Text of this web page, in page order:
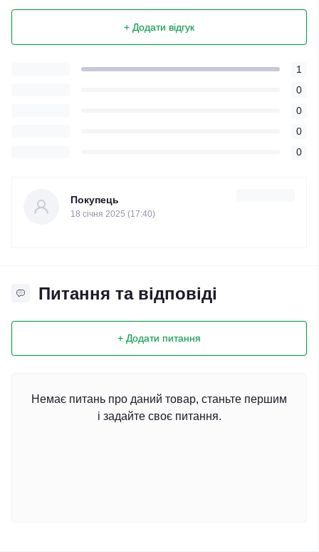
+ Додати відгук
1
0
0
0
0
Покупець
18 cічня 2025 (17:40)
Питання та відповіді
+ Додати питання
Немає питань про даний товар, станьте першим
і задайте своє питання.